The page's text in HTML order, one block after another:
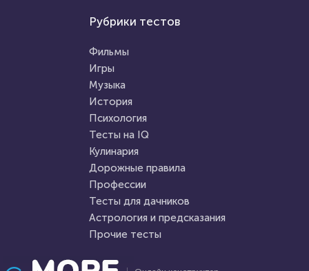
Рубрики тестов
Фильмы
Игры
Музыка
История
Психология
Тесты на IQ
Кулинария
Дорожные правила
Профессии
Тесты для дачников
Астрология и предсказания
Прочие тесты